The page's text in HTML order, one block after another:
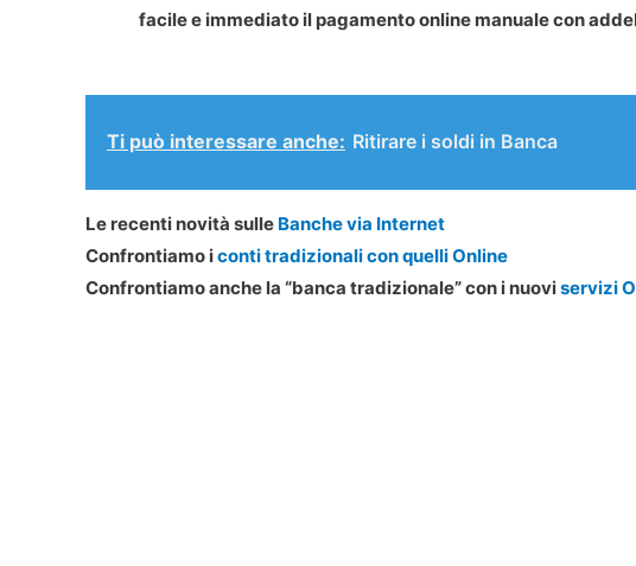
facile e immediato il pagamento online manuale con
Ti può interessare anche: Ritirare i soldi in Banca
Le recenti novità sulle Banche via Internet
Confrontiamo iconti tradizionali con quelli Online
Confrontiamo anche la “banca tradizionale” con i nuoviservizi